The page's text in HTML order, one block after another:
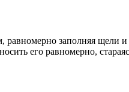
равномерно заполняя
его равномерно,